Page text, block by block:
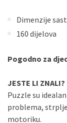
Dimenzije
160 dijelova
Pogodno za
JESTE LI ZNALI?
Puzzle su
problema,
motoriku.